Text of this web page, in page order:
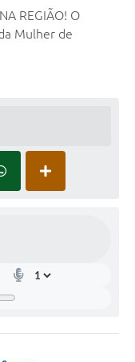
REGIÃO! O
Mulher de